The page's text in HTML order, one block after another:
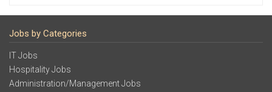
Jobs by Categories
IT Jobs
Hospitality Jobs
Administration/Management Jobs